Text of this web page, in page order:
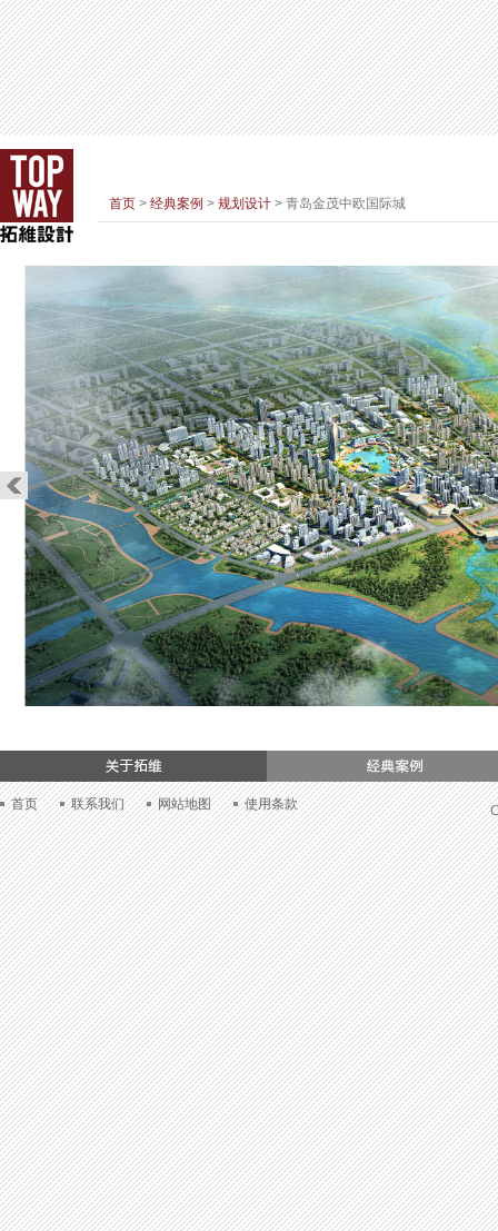
首页 > 经典案例 > 规划设计 > 青岛金茂中欧国际城
首页 联系我们 网站地图 使用条款